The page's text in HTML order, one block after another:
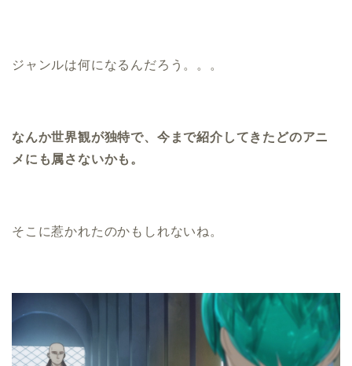
ジャンルは何になるんだろう。。。
なんか世界観が独特で、今まで紹介してきたどのアニ
メにも属さないかも。
そこに惹かれたのかもしれないね。